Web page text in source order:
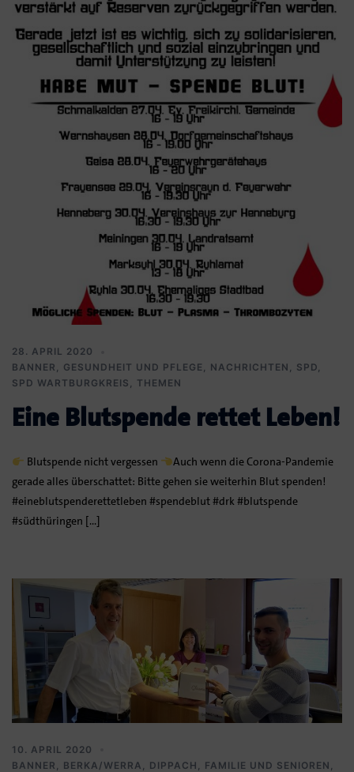
28. APRIL 2020
BANNER , GESUNDHEIT UND PFLEGE, NACHRICHTEN , SPD,
SPD WARTBURGKREIS , THEMEN
Eine Blutspende rettet Leben!
Blutspende nicht vergessen
Auch wenn die Corona-Pandemie
gerade alles überschattet: Bitte gehen sie weiterhin Blut spenden!
#eineblutspenderettetleben #spendeblut #drk #blutspende
#südthüringen […]
10. APRIL 2020
BANNER
BERKA/WERRA DIPPACH FAMILIE UND SENIOREN